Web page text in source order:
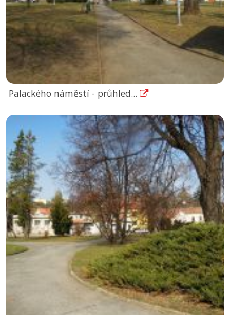
Palackého náměstí - průhled...